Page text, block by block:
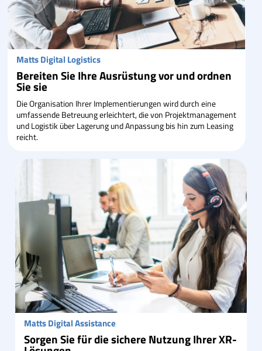
Matts Digital Logistics
Bereiten Sie Ihre Ausrüstung vor und ordnen
Sie sie
Die Organisation Ihrer Implementierungen wird durch eine
umfassende Betreuung erleichtert, die von Projektmanagement
und Logistik über Lagerung und Anpassung bis hin zum Leasing
reicht.
Matts Digital Assistance
Sorgen Sie für die sichere Nutzung Ihrer XR-